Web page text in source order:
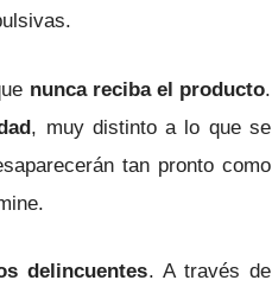
nunca reciba el producto.
, muy distinto a lo que se
tan pronto como
delincuentes. A través de